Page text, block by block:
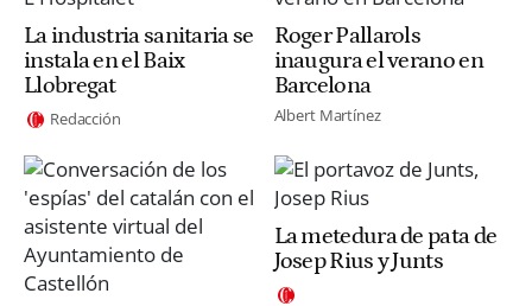
La industria sanitaria se
instala en el Baix
Llobregat
Redacción
Roger Pallarols
inaugura el verano en
Barcelona
Albert Martínez
La metedura de pata de
Josep Rius y Junts